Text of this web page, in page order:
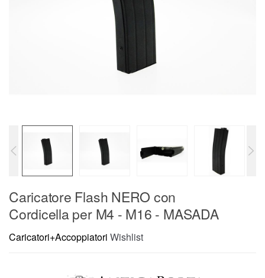
Caricatore Flash NERO con
Cordicella per M4 - M16 - MASADA
Caricatori+Accoppiatori Wishlist